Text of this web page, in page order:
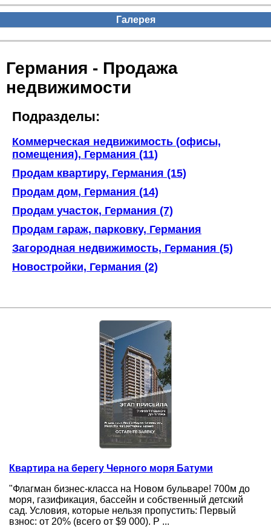
Галерея
Германия - Продажа
недвижимости
Подразделы:
Коммерческая недвижимость (офисы,
помещения), Германия (11)
Продам квартиру, Германия (15)
Продам дом, Германия (14)
Продам участок, Германия (7)
Продам гараж, парковку, Германия
Загородная недвижимость, Германия (5)
Новостройки, Германия (2)
Квартира на берегу Черного моря Батуми
"Флагман бизнес-класса на Новом бульваре! 700м до
моря, газификация, бассейн и собственный детский
сад. Условия, которые нельзя пропустить: Первый
взнос: от 20% (всего от $9 000). Р ...